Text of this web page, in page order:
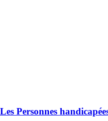
Les Personnes